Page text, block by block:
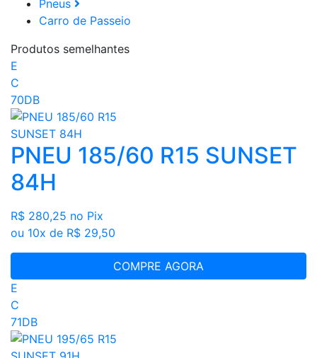
Pneus
Carro de Passeio
Produtos semelhantes
E
C
70DB
PNEU 185/60 R15 SUNSET
84H
R$ 280,25 no Pix
ou 10x de R$ 29,50
COMPRE AGORA
E
C
71DB